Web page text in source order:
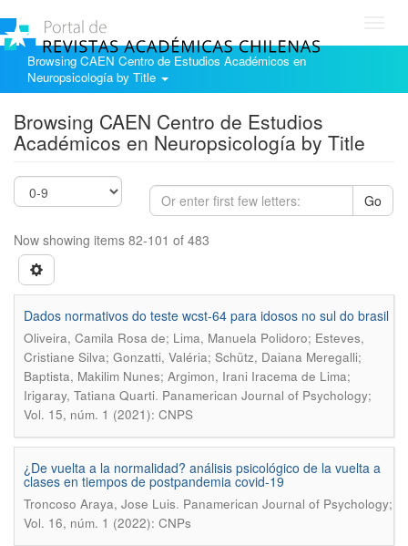
Browsing CAEN Centro de Estudios Académicos en
Neuropsicología by Title
Browsing CAEN Centro de Estudios
Académicos en Neuropsicología by Title
Go
Now showing items 82-101 of 483
Dados normativos do teste wcst-64 para idosos no sul do brasil
Oliveira, Camila Rosa de; Lima, Manuela Polidoro; Esteves,
Cristiane Silva; Gonzatti, Valéria; Schütz, Daiana Meregalli;
Baptista, Makilim Nunes; Argimon, Irani Iracema de Lima;
Irigaray, Tatiana Quarti. Panamerican Journal of Psychology;
Vol. 15, núm. 1 (2021): CNPS
¿De vuelta a la normalidad? análisis psicológico de la vuelta a
clases en tiempos de postpandemia covid-19
Troncoso Araya, Jose Luis. Panamerican Journal of Psychology;
Vol. 16, núm. 1 (2022): CNPs